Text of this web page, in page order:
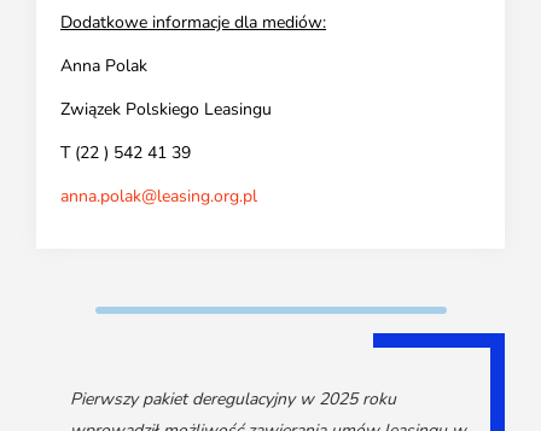
Dodatkowe informacje dla mediów:
Anna Polak
Związek Polskiego Leasingu
T (22 ) 542 41 39
anna.polak@leasing.org.pl
Pierwszy pakiet deregulacyjny w 2025 roku